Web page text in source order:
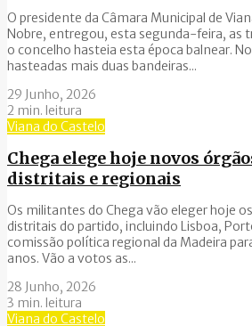
O presidente da Câmara Municipal de
Nobre, entregou, esta segunda-feira, as
o concelho hasteia esta época balnear.
hasteadas mais duas bandeiras...
29 Junho, 2026
2 min. leitura
Viana do Castelo
Chega elege hoje novos
distritais e regionais
Os militantes do Chega vão eleger hoje
distritais do partido, incluindo Lisboa,
comissão política regional da Madeira
anos. Vão a votos as...
28 Junho, 2026
3 min. leitura
Viana do Castelo